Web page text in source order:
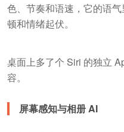
色、节奏和语速，它的语
顿和情绪起伏。
桌面上多了个 Siri 的独立
容。
屏幕感知与相册 AI